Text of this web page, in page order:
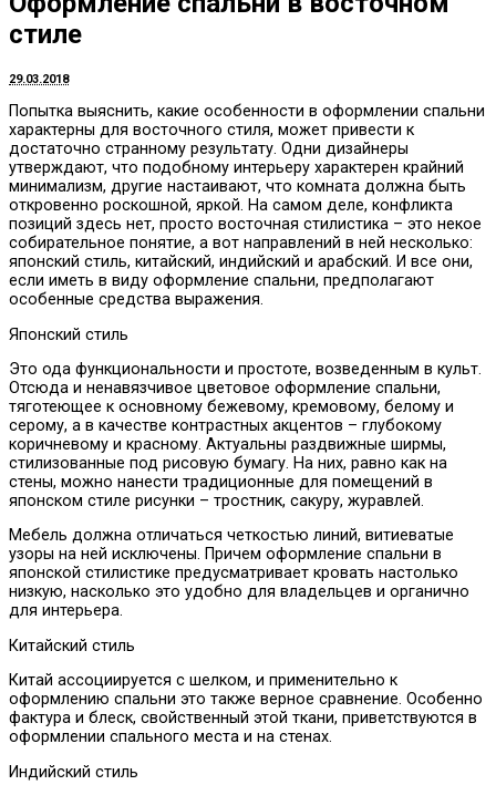
стиле
29.03.2018
Попытка выяснить, какие особенности в оформлении спальни
характерны для восточного стиля, может привести к
достаточно странному результату. Одни дизайнеры
утверждают, что подобному интерьеру характерен крайний
минимализм, другие настаивают, что комната должна быть
откровенно роскошной, яркой. На самом деле, конфликта
позиций здесь нет, просто восточная стилистика – это некое
собирательное понятие, а вот направлений в ней несколько:
японский стиль, китайский, индийский и арабский. И все они,
если иметь в виду оформление спальни, предполагают
особенные средства выражения.
Японский стиль
Это ода функциональности и простоте, возведенным в культ.
Отсюда и ненавязчивое цветовое оформление спальни,
тяготеющее к основному бежевому, кремовому, белому и
серому, а в качестве контрастных акцентов – глубокому
коричневому и красному. Актуальны раздвижные ширмы,
стилизованные под рисовую бумагу. На них, равно как на
стены, можно нанести традиционные для помещений в
японском стиле рисунки – тростник, сакуру, журавлей.
Мебель должна отличаться четкостью линий, витиеватые
узоры на ней исключены. Причем оформление спальни в
японской стилистике предусматривает кровать настолько
низкую, насколько это удобно для владельцев и органично
для интерьера.
Китайский стиль
Китай ассоциируется с шелком, и применительно к
оформлению спальни это также верное сравнение. Особенно
фактура и блеск, свойственный этой ткани, приветствуются в
оформлении спального места и на стенах.
Индийский стиль